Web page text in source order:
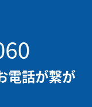
電話が繋が